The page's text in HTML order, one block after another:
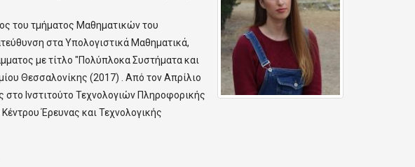
του τμήματος Μαθηματικών του
στα Υπολογιστικά Μαθηματικά,
με τίτλο "Πολύπλοκα Συστήματα και
Θεσσαλονίκης (2017) . Από τον Απρίλιο
Ινστιτούτο Τεχνολογιών Πληροφορικής
Έρευνας και Τεχνολογικής